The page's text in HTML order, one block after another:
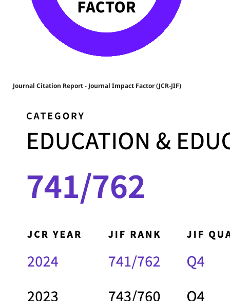
Journal Citation Report - Journal Impact Factor (JCR-JIF)